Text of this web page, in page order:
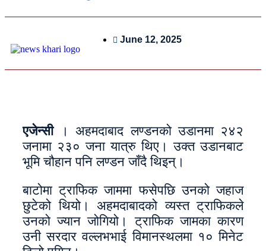
June 12, 2025
एजेन्सी
। अहमदाबाद लण्डनको उडानमा २४२
जनामा २३० जना यात्रु थिए। उक्त उडानबाट
भूमि चौहान पनि लण्डन जाँदै थिइन्।
बाटोमा ट्राफिक जाममा फसेपछि उनको जहाज
छुटेको थियो। अहमदाबादको व्यस्त ट्राफिकले
उनको ज्यान जोगियो। ट्राफिक जामका कारण
उनी सरदार वल्लभभाई विमानस्थलमा १० मिनेट